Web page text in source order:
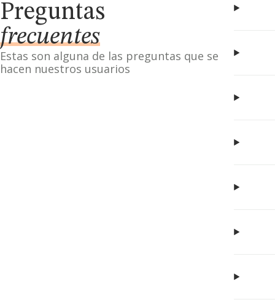
Preguntas
frecuentes
Estas son alguna de las preguntas que se
hacen nuestros usuarios